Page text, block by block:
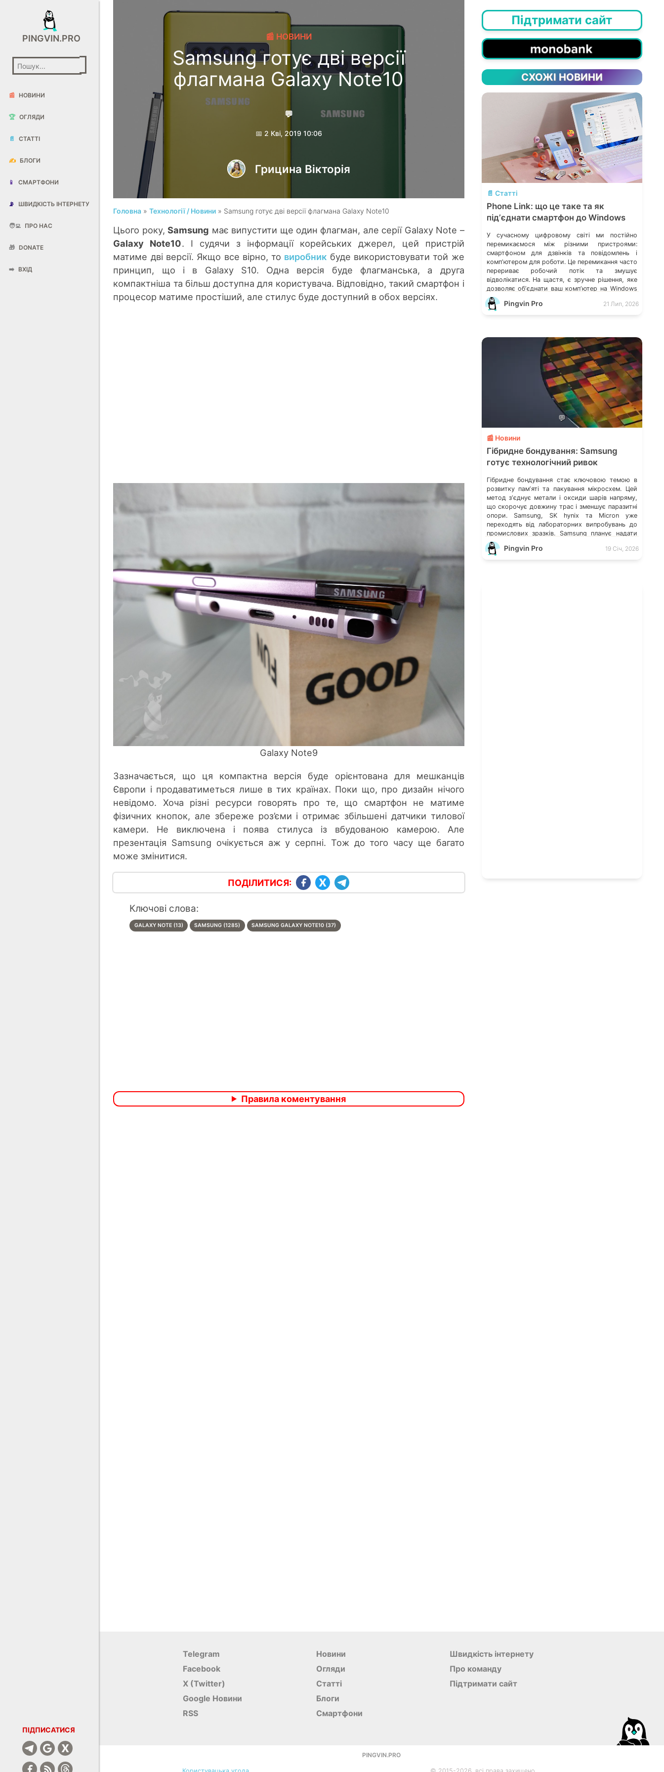
PINGVIN.PRO
📰 НОВИНИ
🏆 ОГЛЯДИ
📄 СТАТТІ
✍️ БЛОГИ
📱 СМАРТФОНИ
📡 ШВИДКІСТЬ ІНТЕРНЕТУ
🧑‍💻 ПРО НАС
🎁 DONATE
➡️ ВХІД
ПІДПИСАТИСЯ
📰 НОВИНИ
Samsung готує дві версії
флагмана Galaxy Note10
💬
📅 2 Кві, 2019 10:06
Грицина Вікторія
Головна »Технології / Новини » Samsung готує дві версії флагмана Galaxy Note10
Цього року,Samsung має випустити ще один флагман, але серії Galaxy Note –
Galaxy Note10. І судячи з інформації корейських джерел, цей пристрій
матиме дві версії. Якщо все вірно, то виробник буде використовувати той же
принцип, що і в Galaxy S10. Одна версія буде флагманська, а друга
компактніша та більш доступна для користувача. Відповідно, такий смартфон і
процесор матиме простіший, але стилус буде доступний в обох версіях.
Galaxy Note9
Зазначається, що ця компактна версія буде орієнтована для мешканців
Європи і продаватиметься лише в тих країнах. Поки що, про дизайн нічого
невідомо. Хоча різні ресурси говорять про те, що смартфон не матиме
фізичних кнопок, але збереже роз’єми і отримає збільшені датчики тилової
камери. Не виключена і поява стилуса із вбудованою камерою. Але
презентація Samsung очікується аж у серпні. Тож до того часу ще багато
може змінитися.
ПОДІЛИТИСЯ:
Ключові слова:
GALAXY NOTE (13) SAMSUNG (1285) SAMSUNG GALAXY NOTE10 (37)
Правила коментування
Підтримати сайт
СХОЖІ НОВИНИ
💬
📄 Статті
Phone Link: що це таке та як
підʼєднати смартфон до Windows
У сучасному цифровому світі ми постійно
перемикаємося між різними пристроями:
смартфоном для дзвінків та повідомлень і
компʼютером для роботи. Це перемикання часто
перериває робочий потік та змушує
відволікатися. На щастя, є зручне рішення, яке
дозволяє обʼєднати ваш компʼютер на Windows
із мобільним пристроєм, чи то Android, чи iOS.
Йдеться про застосунок Звʼязок зі смартфоном
Pingvin Pro 21 Лип, 2026
💬
📰 Новини
Гібридне бондування: Samsung
готує технологічний ривок
Гібридне бондування стає ключовою темою в
розвитку памʼяті та пакування мікросхем. Цей
метод зʼєднує метали і оксиди шарів напряму,
що скорочує довжину трас і зменшує паразитні
опори. Samsung, SK hynix та Micron уже
переходять від лабораторних випробувань до
промислових зразків. Samsung планує надати
зразки HBM4 у 2025 році і перейти до
масового виробництва в 2026 […]
Pingvin Pro 19 Січ, 2026
Telegram
Facebook
X (Twitter)
Google Новини
RSS
Новини
Огляди
Статті
Блоги
Смартфони
Швидкість інтернету
Про команду
Підтримати сайт
PINGVIN.PRO